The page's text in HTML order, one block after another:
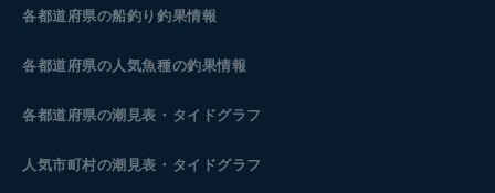
各都道府県の船釣り釣果情報
各都道府県の人気魚種の釣果情報
各都道府県の潮見表 ・タイドグラフ
人気市町村の潮見表・タイドグラフ